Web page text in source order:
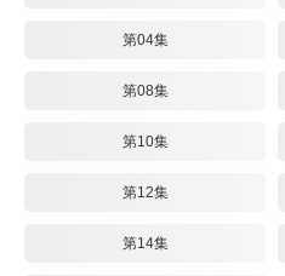
第04集
第08集
第10集
第12集
第14集